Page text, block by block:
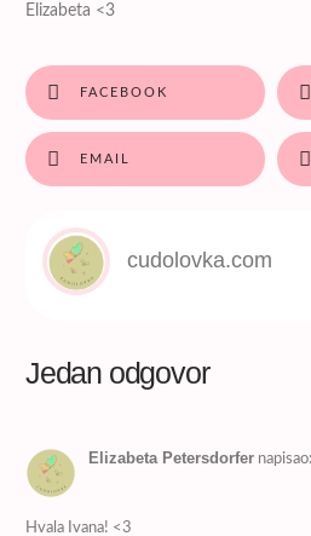
Elizabeta <3
FACEBOOK
EMAIL
cudolovka.com
Jedan odgovor
Elizabeta Petersdorfer napisao:
Hvala Ivana! <3